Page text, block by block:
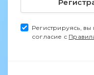
Регистрируясь,
согласие с